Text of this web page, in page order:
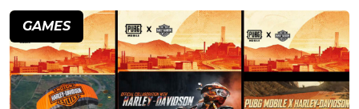
GAMES